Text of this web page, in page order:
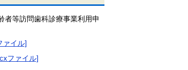
者等訪問歯科診療事業利用申
ァイル]
ファイル]